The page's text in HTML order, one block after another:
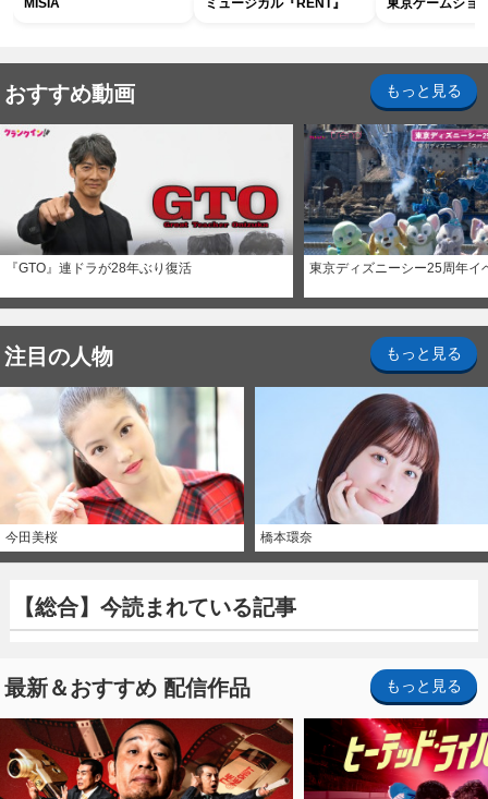
MISIA ミュージカル『RENT』 東京ゲームショ
おすすめ動画 もっと見る
『GTO』連ドラが28年ぶり復活 東京ディズニーシー25周年イ
注目の人物 もっと見る
今田美桜 橋本環奈
【総合】今読まれている記事
最新＆おすすめ 配信作品 もっと見る